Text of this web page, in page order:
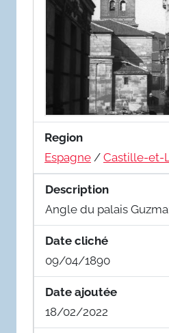
Region
Espagne / Castille-et-
Description
Angle du palais
Date cliché
09/04/1890
Date ajoutée
18/02/2022